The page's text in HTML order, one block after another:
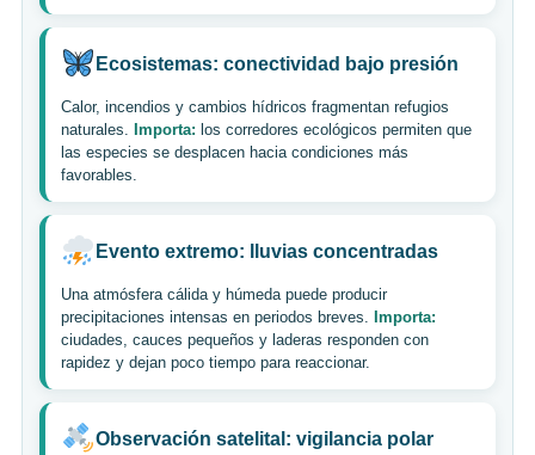
Ecosistemas: conectividad bajo presión
Calor, incendios y cambios hídricos fragmentan refugios
naturales.
Importa: los corredores ecológicos permiten que
las especies se desplacen hacia condiciones más
favorables.
Evento extremo: lluvias concentradas
Una atmósfera cálida y húmeda puede producir
precipitaciones intensas en periodos breves.
Importa:
ciudades, cauces pequeños y laderas responden con
rapidez y dejan poco tiempo para reaccionar.
Observación satelital: vigilancia polar